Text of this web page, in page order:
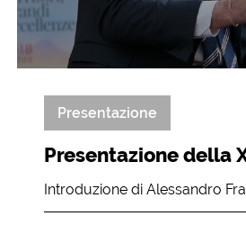
Presentazione
Presentazione della
Introduzione di Alessandro